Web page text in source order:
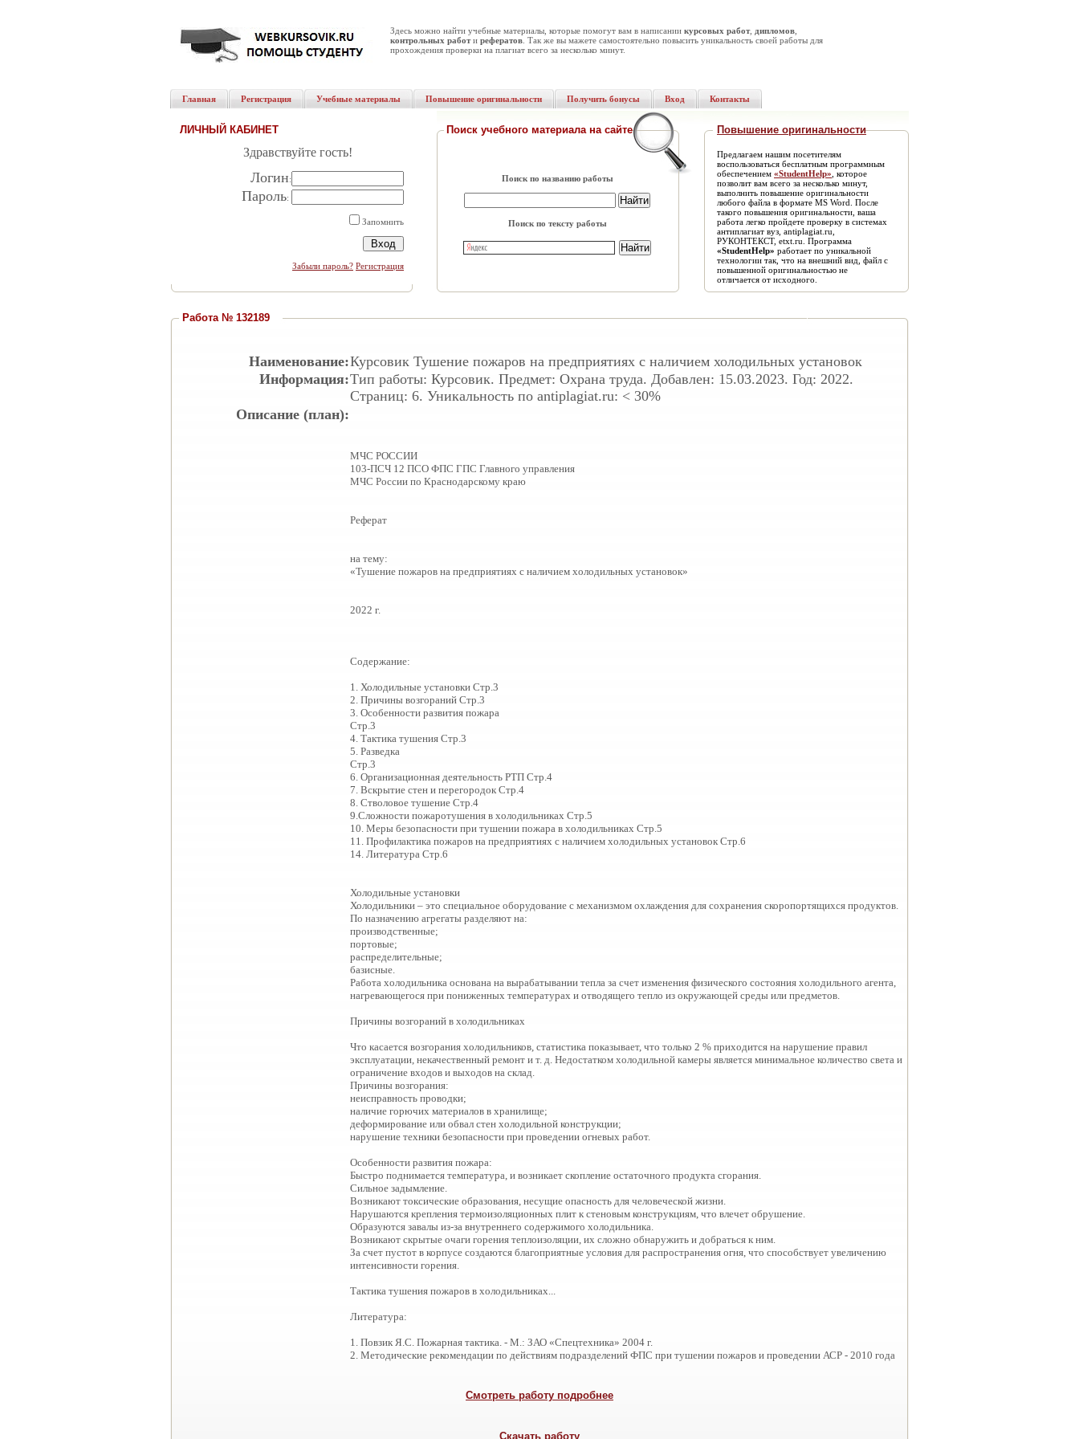
Здесь можно найти учебные материалы, которые помогут вам в написании курсовых работ, дипломов
контрольных работи рефератов . Так же вы мажете самостоятельно повысить уникальность своей работы для
прохождения проверки на плагиат всего за несколько минут.
Главная Регистрация Учебные материалы Повышение оригинальности Получить бонусы Вход Контакты
ЛИЧНЫЙ КАБИНЕТ
Здравствуйте гость!
Логин:
Пароль:
Запомнить
Забыли пароль? Регистрация
Поиск учебного материала на сайте
Поиск по названию работы
Поиск по тексту работы
Повышение оригинальности
Предлагаем нашим посетителям
воспользоваться бесплатным программным
обеспечением «StudentHelp» , которое
позволит вам всего за несколько минут,
выполнить повышение оригинальности
любого файла в формате MS Word. После
такого повышения оригинальности, ваша
работа легко пройдете проверку в системах
антиплагиат вуз, antiplagiat.ru,
РУКОНТЕКСТ, etxt.ru. Программа
«StudentHelp» работает по уникальной
технологии так, что на внешний вид, файл с
повышенной оригинальностью не
отличается от исходного.
Работа № 132189
Наименование:Курсовик Тушение пожаров на предприятиях с наличием холодильных установок
Информация:Тип работы: Курсовик. Предмет: Охрана труда. Добавлен: 15.03.2023. Год: 2022.
Страниц: 6. Уникальность по antiplagiat.ru: < 30%
Описание (план):
МЧС РОССИИ
103-ПСЧ 12 ПСО ФПС ГПС Главного управления
МЧС России по Краснодарскому краю
Реферат
на тему:
«Тушение пожаров на предприятиях с наличием холодильных установок»
2022 г.
Содержание:
1. Холодильные установки Стр.3
2. Причины возгораний Стр.3
3. Особенности развития пожара
Стр.3
4. Тактика тушения Стр.3
5. Разведка
Стр.3
6. Организационная деятельность РТП Стр.4
7. Вскрытие стен и перегородок Стр.4
8. Стволовое тушение Стр.4
9.Сложности пожаротушения в холодильниках Стр.5
10. Меры безопасности при тушении пожара в холодильниках Стр.5
11. Профилактика пожаров на предприятиях с наличием холодильных установок Стр.6
14. Литература Стр.6
Холодильные установки
Холодильники – это специальное оборудование с механизмом охлаждения для сохранения скоропортящихся продуктов.
По назначению агрегаты разделяют на:
производственные;
портовые;
распределительные;
базисные.
Работа холодильника основана на вырабатывании тепла за счет изменения физического состояния холодильного агента,
нагревающегося при пониженных температурах и отводящего тепло из окружающей среды или предметов.
Причины возгораний в холодильниках
Что касается возгорания холодильников, статистика показывает, что только 2 % приходится на нарушение правил
эксплуатации, некачественный ремонт и т. д. Недостатком холодильной камеры является минимальное количество света и
ограничение входов и выходов на склад.
Причины возгорания:
неисправность проводки;
наличие горючих материалов в хранилище;
деформирование или обвал стен холодильной конструкции;
нарушение техники безопасности при проведении огневых работ.
Особенности развития пожара:
Быстро поднимается температура, и возникает скопление остаточного продукта сгорания.
Сильное задымление.
Возникают токсические образования, несущие опасность для человеческой жизни.
Нарушаются крепления термоизоляционных плит к стеновым конструкциям, что влечет обрушение.
Образуются завалы из-за внутреннего содержимого холодильника.
Возникают скрытые очаги горения теплоизоляции, их сложно обнаружить и добраться к ним.
За счет пустот в корпусе создаются благоприятные условия для распространения огня, что способствует увеличению
интенсивности горения.
Тактика тушения пожаров в холодильниках...
Литература:
1. Повзик Я.С. Пожарная тактика. - М.: ЗАО «Спецтехника» 2004 г.
2. Методические рекомендации по действиям подразделений ФПС при тушении пожаров и проведении АСР - 2010 года
Смотреть работу подробнее
Скачать работу